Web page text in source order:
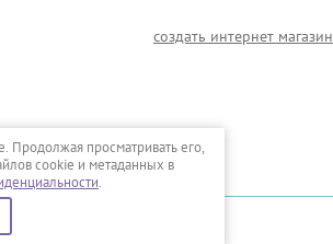
Продолжая просматривать его,
cookie и метаданных в
.
создать интернет магазин